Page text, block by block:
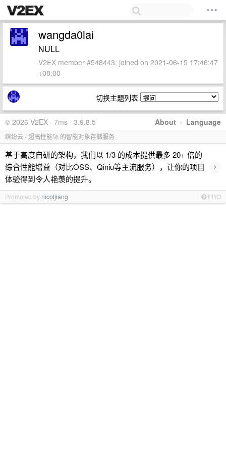
wangda0lai
NULL
V2EX member #548443, joined on 2021-06-15 17:46:47
+08:00
切换主题列表
About · Language
© 2026 V2EX · 7ms · 3.9.8.5
缤纷云 - 超高性能🚀 的智能对象存储服务
基于高度自研的架构，我们以 1/3 的成本提供最多 20+ 倍的
综合性能增益（对比OSS、Qiniu等主流服务），让你的项目
体验得到令人艳羡的提升。
›
Promoted by nicoljiang PRO